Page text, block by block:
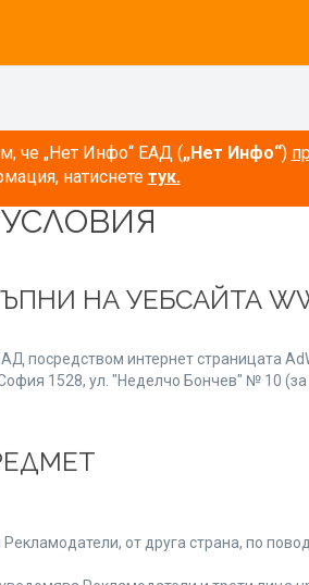
че „Нет Инфо“ ЕАД („Нет Инфо“)
натиснете тук.
НА УЕБСАЙТА
посредством интернет страницата
1528, ул. "Неделчо Бончев" № 10 (за
от друга страна, по